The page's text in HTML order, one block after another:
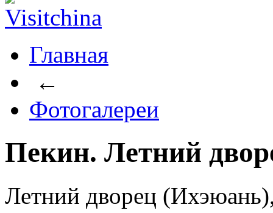
Главная
←
Фотогалереи
Пекин. Летний
Летний дворец